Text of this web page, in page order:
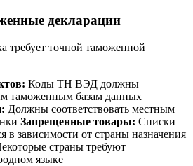
декларации
требует точной таможенной
Коды ТН ВЭД должны
таможенным базам данных
Должны соответствовать местным
Запрещенные товары: Списки
в зависимости от страны назначения
страны требуют
языке